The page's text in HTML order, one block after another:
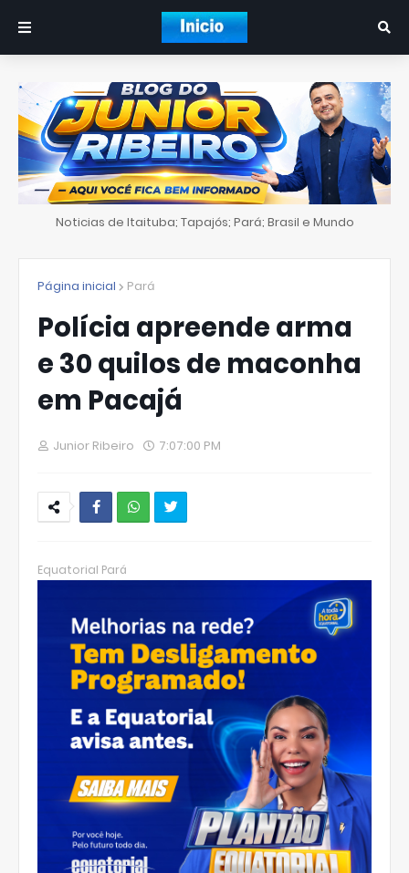
Noticias de Itaituba; Tapajós; Pará; Brasil e Mundo
Página inicial Pará
Polícia apreende arma
e 30 quilos de maconha
em Pacajá
Junior Ribeiro 7:07:00 PM
hats
p
Equatorial Pará